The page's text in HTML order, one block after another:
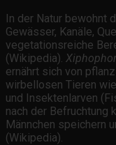
In der Natur bewohnt
Gewässer, Kanäle,
vegetationsreiche
(Wikipedia).
ernährt sich von
wirbellosen Tieren
und Insektenlarven
nach der Befruchtung
Männchen speichern
(Wikipedia).